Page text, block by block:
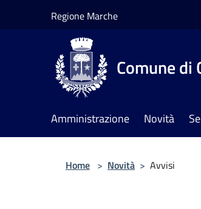
Regione Marche
Comune di
Amministrazione Novità
Home > Novità > Avvisi